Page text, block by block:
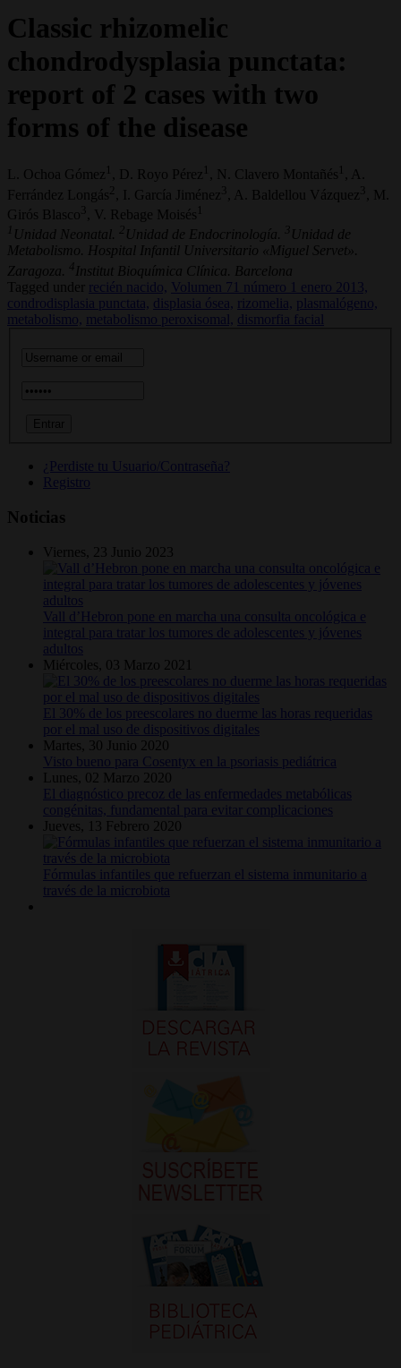
Classic rhizomelic
chondrodysplasia punctata:
report of 2 cases with two
forms of the disease
L. Ochoa Gómez 1 , D. Royo Pérez 1 , N. Clavero Montañés 1 , A.
Ferrández Longás
, I. García Jiménez 3 , A. Baldellou Vázquez 3
, M.
Girós Blasco 3 , V. Rebage Moisés 1
1 Unidad Neonatal. 2 Unidad de Endocrinología. 3 Unidad de
Metabolismo. Hospital Infantil Universitario «Miguel Servet».
Zaragoza.
4 Institut Bioquímica Clínica. Barcelona
Tagged under
recién nacido,
Volumen 71 número 1 enero 2013,
condrodisplasia punctata, displasia ósea, rizomelia, plasmalógeno,
metabolismo,
metabolismo peroxisomal, dismorfia facial
¿Perdiste tu Usuario/Contraseña?
Registro
Noticias
Viernes, 23 Junio 2023
Vall d’Hebron pone en marcha una consulta oncológica e
integral para tratar los tumores de adolescentes y jóvenes
adultos
Miércoles, 03 Marzo 2021
El 30% de los preescolares no duerme las horas requeridas
por el mal uso de dispositivos digitales
Martes, 30 Junio 2020
Visto bueno para Cosentyx en la psoriasis pediátrica
Lunes, 02 Marzo 2020
El diagnóstico precoz de las enfermedades metabólicas
congénitas, fundamental para evitar complicaciones
Jueves, 13 Febrero 2020
Fórmulas infantiles que refuerzan el sistema inmunitario a
través de la microbiota